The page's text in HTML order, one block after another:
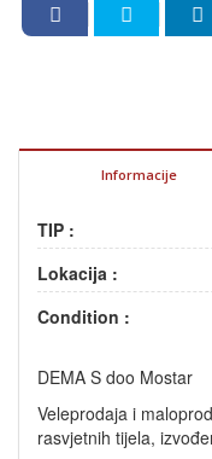
Informacije
TIP :
Lokacija :
Condition :
DEMA S doo Mostar
Veleprodaja i
rasvjetnih tijela,